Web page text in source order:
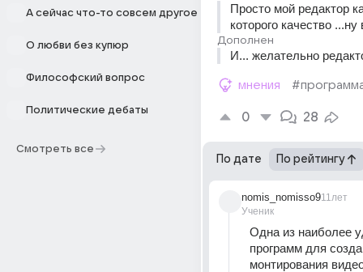
А сейчас что-то совсем другое
О любви без купюр
Философский вопрос
Политические дебаты
Смотреть все
Просто мой редактор
которого качество
Дополнен
И... желательно
мнения
0 28
По дате По рейтингу
nomis_nomisso9
Ученик
11лет
Одна из наиболее
программ для
монтирования